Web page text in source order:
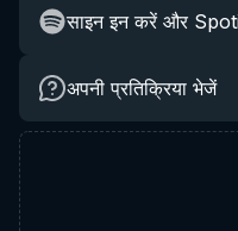
साइन इन करें और
अपनी प्रतिक्रिया भेजें